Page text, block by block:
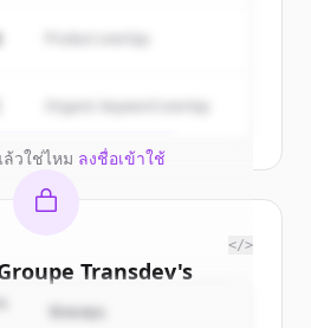
include trial credits to
started.
Free Account
วใช่ไหม ลงชื่อเข้าใช้
Organic keyword overlap
Transdev's
</>
นักลงทุน